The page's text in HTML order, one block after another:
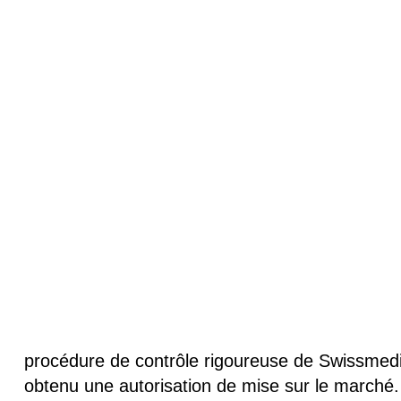
procédure de contrôle rigoureuse de
obtenu une autorisation de mise sur le marché.